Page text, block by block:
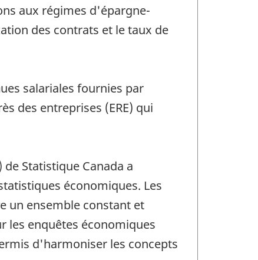
aux régimes d'épargne-
des contrats et le taux de
salariales fournies par
des entreprises (ERE) qui
Statistique Canada a
économiques. Les
un ensemble constant et
les enquêtes économiques
d'harmoniser les concepts